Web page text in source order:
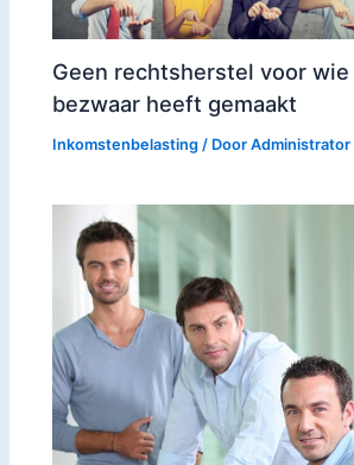
Geen rechtsherstel voor
bezwaar heeft gemaakt
Inkomstenbelasting / DoorAdministrator